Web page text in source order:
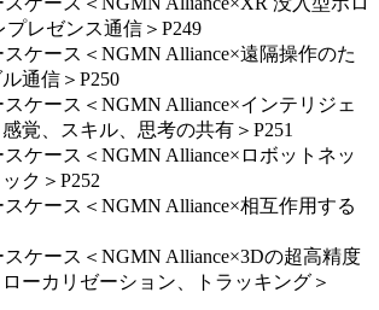
レゼンス通信＞P249
スケース＜NGMN Alliance×遠隔操作のた
通信＞P250
スケース＜NGMN Alliance×インテリジェ
覚、スキル、思考の共有＞P251
スケース＜NGMN Alliance×ロボットネッ
ク＞P252
スケース＜NGMN Alliance×相互作用する
スケース＜NGMN Alliance×3Dの超高精度
ーカリゼーション、トラッキング＞